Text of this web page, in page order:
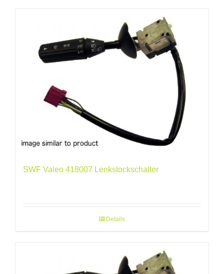
SWF Valeo 418007 Lenkstockschalter
Details